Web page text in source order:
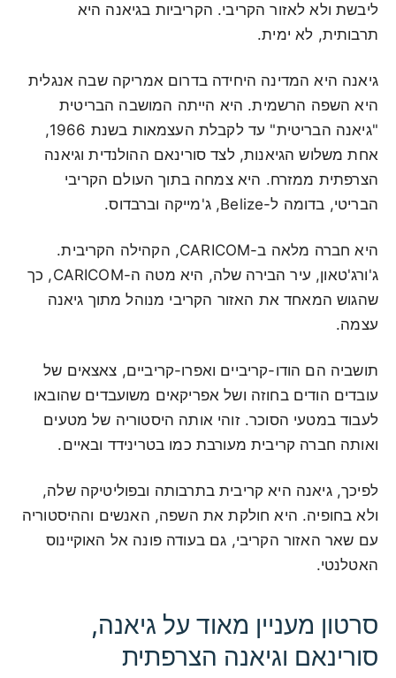
ליבשת ולא לאזור הקריבי. הקריביות בגיאנה היא
תרבותית, לא ימית.
גיאנה היא המדינה היחידה בדרום אמריקה שבה אנגלית
היא השפה הרשמית. היא הייתה המושבה הבריטית
"גיאנה הבריטית" עד לקבלת העצמאות בשנת 1966,
אחת משלוש הגיאנות, לצד סורינאם ההולנדית וגיאנה
הצרפתית ממזרח. היא צמחה בתוך העולם הקריבי
הבריטי, בדומה ל-Belize, ג'מייקה וברבדוס.
היא חברה מלאה ב-CARICOM, הקהילה הקריבית.
ג'ורג'טאון, עיר הבירה שלה, היא מטה ה-CARICOM, כך
שהגוש המאחד את האזור הקריבי מנוהל מתוך גיאנה
עצמה.
תושביה הם הודו-קריביים ואפרו-קריביים, צאצאים של
עובדים הודים בחוזה ושל אפריקאים משועבדים שהובאו
לעבוד במטעי הסוכר. זוהי אותה היסטוריה של מטעים
ואותה חברה קריבית מעורבת כמו בטרינידד ובאיים.
לפיכך, גיאנה היא קריבית בתרבותה ובפוליטיקה שלה,
ולא בחופיה. היא חולקת את השפה, האנשים וההיסטוריה
עם שאר האזור הקריבי, גם בעודה פונה אל האוקיינוס
האטלנטי.
סרטון מעניין מאוד על גיאנה,
סורינאם וגיאנה הצרפתית